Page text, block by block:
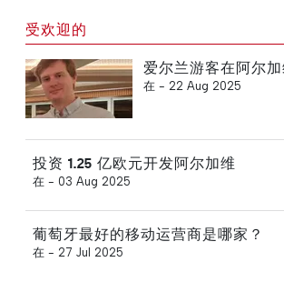
受欢迎的
爱尔兰游客在阿尔
在 - 22 Aug 2025
投资 1.25 亿欧元开发阿尔加维
在 - 03 Aug 2025
葡萄牙最好的移动运营商是哪家？
在 - 27 Jul 2025